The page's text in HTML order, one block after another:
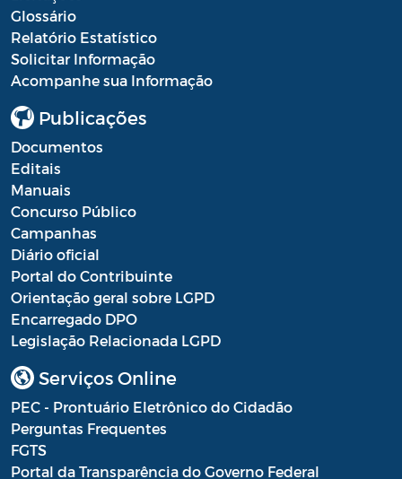
Glossário
Relatório Estatístico
Solicitar Informação
Acompanhe sua Informação
Publicações
Documentos
Editais
Manuais
Concurso Público
Campanhas
Diário oficial
Portal do Contribuinte
Orientação geral sobre LGPD
Encarregado DPO
Legislação Relacionada LGPD
Serviços Online
PEC - Prontuário Eletrônico do Cidadão
Perguntas Frequentes
FGTS
Portal da Transparência do Governo Federal